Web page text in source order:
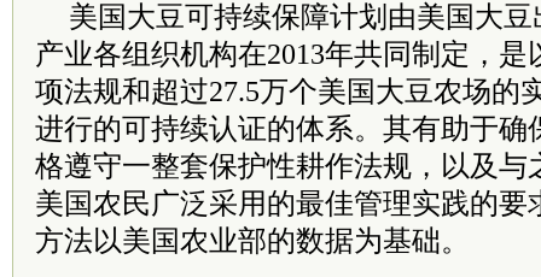
美国大豆可持续保障计划由美国大
产业各组织机构在2013年共同制定，
项法规和超过27.5万个美国大豆农场的
进行的可持续认证的体系。其有助于确
格遵守一整套保护性耕作法规，以及与
美国农民广泛采用的最佳管理实践的要
方法以美国农业部的数据为基础。